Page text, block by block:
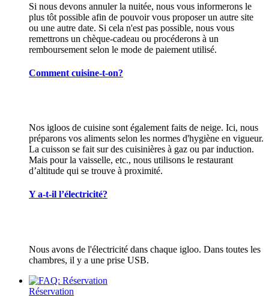
Si nous devons annuler la nuitée, nous vous informerons le
plus tôt possible afin de pouvoir vous proposer un autre site
ou une autre date. Si cela n'est pas possible, nous vous
remettrons un chèque-cadeau ou procéderons à un
remboursement selon le mode de paiement utilisé.
Comment cuisine-t-on?
Nos igloos de cuisine sont également faits de neige. Ici, nous
préparons vos aliments selon les normes d'hygiène en vigueur.
La cuisson se fait sur des cuisinières à gaz ou par induction.
Mais pour la vaisselle, etc., nous utilisons le restaurant
d’altitude qui se trouve à proximité.
Y a-t-il l’électricité?
Nous avons de l'électricité dans chaque igloo. Dans toutes les
chambres, il y a une prise USB.
Réservation